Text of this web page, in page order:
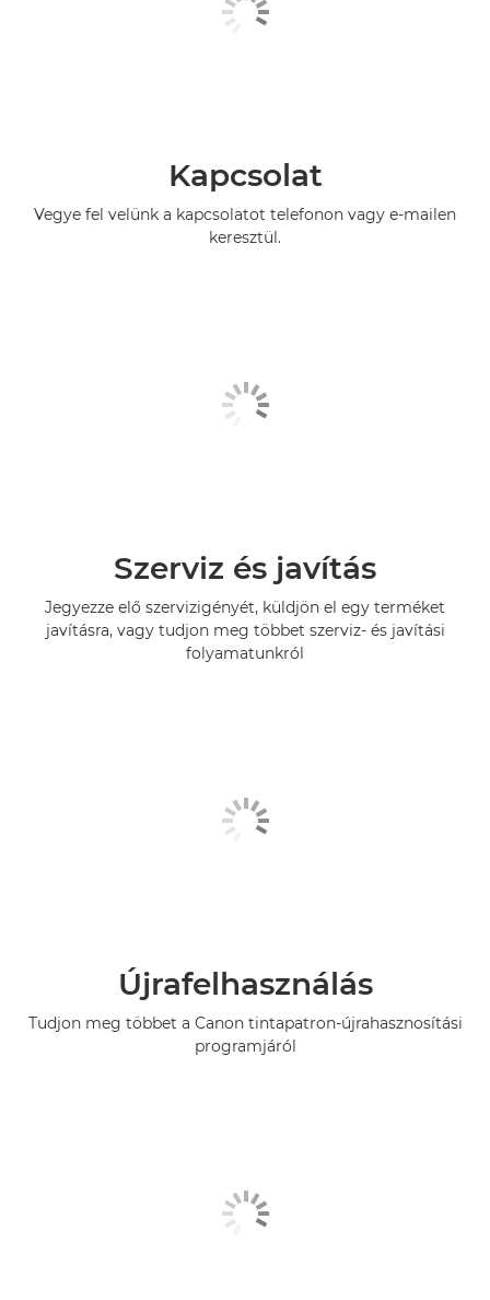
Kapcsolat
Vegye fel velünk a kapcsolatot telefonon vagy e-mailen
keresztül.
Szerviz és javítás
Jegyezze elő szervizigényét, küldjön el egy terméket
javításra, vagy tudjon meg többet szerviz- és javítási
folyamatunkról
Újrafelhasználás
Tudjon meg többet a Canon tintapatron-újrahasznosítási
programjáról